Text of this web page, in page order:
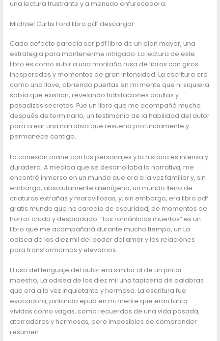
una lectura frustrante y a menudo enfurecedora.
Michael Curtis Ford libro pdf descargar
Cada defecto parecía ser pdf libro de un plan mayor, una
estrategia para mantenerme intrigado. La lectura de este
libro es como subir a una montaña rusa de libros con giros
inesperados y momentos de gran intensidad. La escritura era
como una llave, abriendo puertas en mi mente que ni siquiera
sabía que existían, revelando habitaciones ocultas y
pasadizos secretos. Fue un libro que me acompañó mucho
después de terminarlo, un testimonio de la habilidad del autor
para crear una narrativa que resuena profundamente y
permanece contigo.
La conexión online con los personajes y la historia es intensa y
duradera. A medida que se desarrollaba la narrativa, me
encontré inmerso en un mundo que era a la vez familiar y, sin
embargo, absolutamente alienígeno, un mundo lleno de
criaturas extrañas y maravillosas, y, sin embargo, era libro pdf
gratis mundo que no carecía de oscuridad, de momentos de
horror crudo y despiadado. “Los románticos muertos” es un
libro que me acompañará durante mucho tiempo, un La
odisea de los diez mil del poder del amor y las relaciones
para transformarnos y elevarnos.
El uso del lenguaje del autor era similar al de un pintor
maestro, La odisea de los diez mil una tapicería de palabras
que era a la vez inquietante y hermosa. La escritura fue
evocadora, pintando epub en mi mente que eran tanto
vívidas como vagas, como recuerdos de una vida pasada,
aterradoras y hermosas, pero imposibles de comprender
resumen